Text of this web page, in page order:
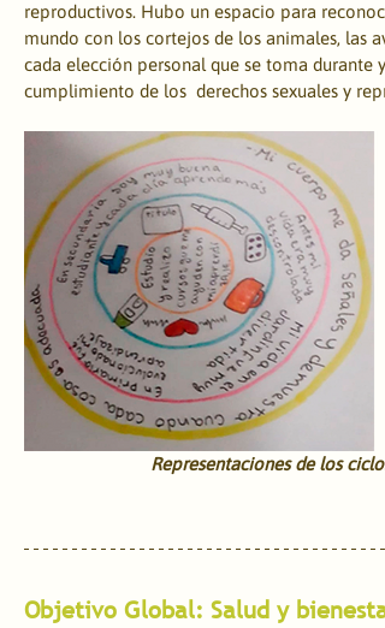
reproductivos. Hubo un espacio para
mundo con los cortejos de los animales, las
cada elección personal que se toma
cumplimiento de los  derechos sexuales y
Representaciones de los
Objetivo Global: Salud y